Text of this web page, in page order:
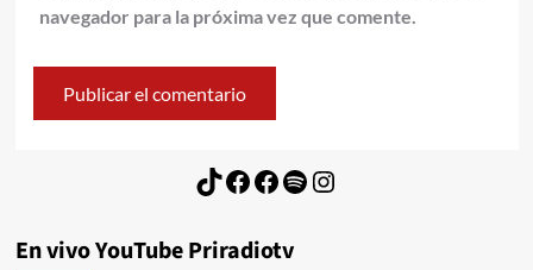
navegador para la próxima vez que comente.
TikTok
Facebook
Facebook
Spotify
Instagram
En vivo YouTube Priradiotv